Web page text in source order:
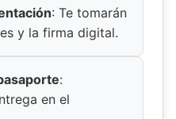
: Te tomarán
y la firma digital.
:
en el